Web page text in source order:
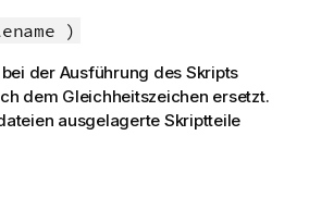
)
der Ausführung des Skripts
dem Gleichheitszeichen ersetzt.
ausgelagerte Skriptteile